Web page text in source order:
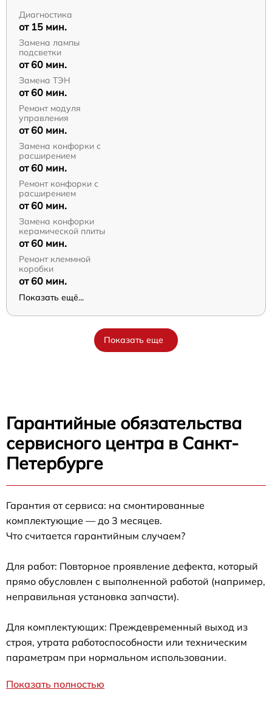
Диагностика
от 15 мин.
Замена лампы
подсветки
от 60 мин.
Замена ТЭН
от 60 мин.
Ремонт модуля
управления
от 60 мин.
Замена конфорки с
расширением
от 60 мин.
Ремонт конфорки с
расширением
от 60 мин.
Замена конфорки
керамической плиты
от 60 мин.
Ремонт клеммной
коробки
от 60 мин.
Показать ещё...
Показать еще
Гарантийные обязательства
сервисного центра в Санкт-
Петербурге
Гарантия от сервиса: на смонтированные
комплектующие — до 3 месяцев.
Что считается гарантийным случаем?
Для работ: Повторное проявление дефекта, который
прямо обусловлен с выполненной работой (например,
неправильная установка запчасти).
Для комплектующих: Преждевременный выход из
строя, утрата работоспособности или техническим
параметрам при нормальном использовании.
Показать полностью